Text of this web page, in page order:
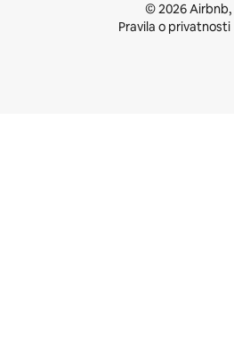
© 2026 Airbnb,
Pravila o privatnosti